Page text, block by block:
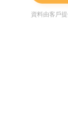
資料由客戶